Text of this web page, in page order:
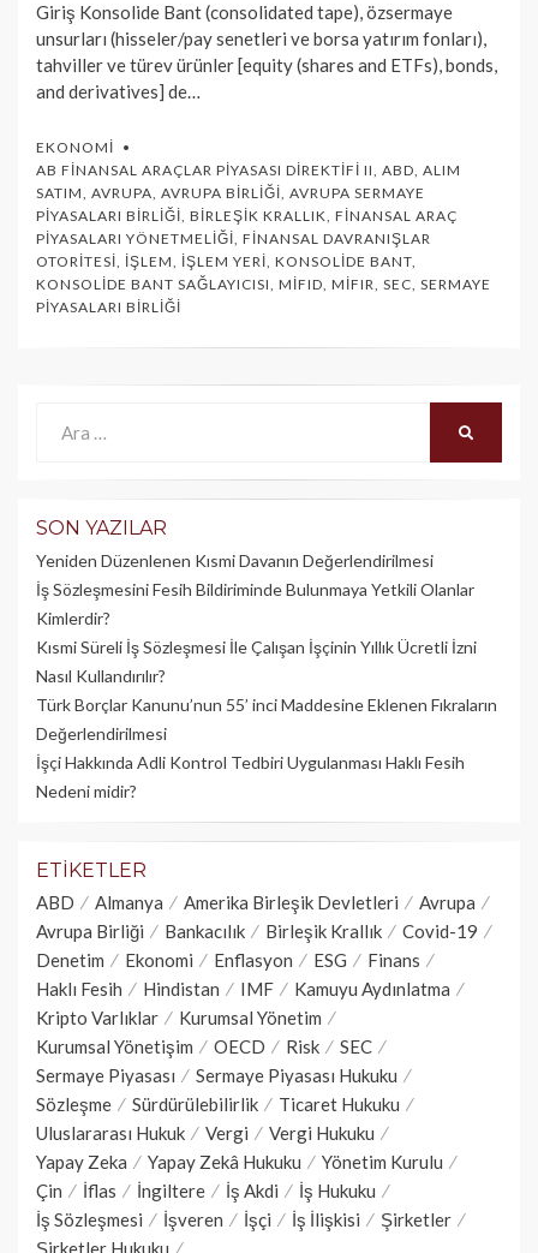
Giriş Konsolide Bant (consolidated tape), özsermaye
unsurları (hisseler/pay senetleri ve borsa yatırım fonları),
tahviller ve türev ürünler [equity (shares and ETFs), bonds,
and derivatives] de…
EKONOMI
AB FINANSAL ARAÇLAR PIYASASI DIREKTIFI II, ABD, ALIM
SATIM, AVRUPA, AVRUPA BIRLIĞI, AVRUPA SERMAYE
PIYASALARI BIRLIĞI, BIRLEŞIK KRALLIK, FINANSAL ARAÇ
PIYASALARI YÖNETMELIĞI, FINANSAL DAVRANIŞLAR
OTORITESI, İŞLEM, İŞLEM YERI, KONSOLIDE BANT,
KONSOLIDE BANT SAĞLAYICISI, MIFID, MIFIR, SEC, SERMAYE
PIYASALARI BIRLIĞI
SON YAZILAR
Yeniden Düzenlenen Kısmi Davanın Değerlendirilmesi
İş Sözleşmesini Fesih Bildiriminde Bulunmaya Yetkili Olanlar
Kimlerdir?
Kısmi Süreli İş Sözleşmesi İle Çalışan İşçinin Yıllık Üc­retli İzni
Nasıl Kullandırılır?
Türk Borçlar Kanunu’nun 55’ inci Maddesine Eklenen Fıkraların
Değerlendirilmesi
İşçi Hakkında Adli Kontrol Tedbiri Uygulanması Haklı Fesih
Nedeni midir?
ETIKETLER
ABD Almanya Amerika Birleşik Devletleri
Avrupa
Avrupa Birliği
Bankacılık Birleşik Krallık
Covid-19
Denetim
Ekonomi Enflasyon ESG
Finans
Haklı Fesih
Hindistan IMF
Kamuyu Aydınlatma
Kripto Varlıklar
Kurumsal Yönetim
Kurumsal Yönetişim
OECD Risk
SEC
Sermaye Piyasası
Sermaye Piyasası Hukuku
Sözleşme
Sürdürülebilirlik
Ticaret Hukuku
Uluslararası Hukuk
Vergi
Vergi Hukuku
Yapay Zeka
Yapay Zekâ Hukuku
Yönetim Kurulu
Çin
İflas İngiltere İş Akdi
İş Hukuku
İş Sözleşmesi
İşveren İşçi İş İlişkisi
Şirketler
Şirketler Hukuku